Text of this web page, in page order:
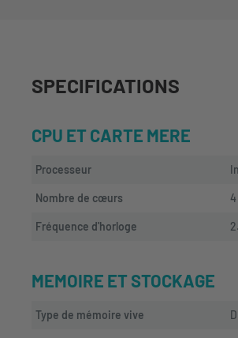
SPECIFICATIONS
CPU ET CARTE MERE
Processeur
Nombre de cœurs 4
Fréquence d'horloge
MEMOIRE ET STOCKAGE
Type de mémoire vive